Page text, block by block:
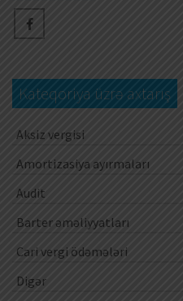
Kateqoriya üzrə axtarış
Aksiz vergisi
Amortizasiya ayırmaları
Audit
Barter əməliyyatları
Cari vergi ödəmələri
Digər